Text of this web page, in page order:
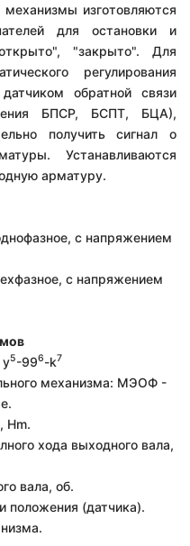
изготовляются
для остановки и
"закрыто". Для
регулирования
обратной связи
БПСР, БСПТ, БЦА),
получить сигнал о
Устанавливаются
арматуру.
с напряжением
с напряжением
у5-996-k7
механизма: МЭОФ -
Hm.
хода выходного вала,
вала, об.
положения (датчика).